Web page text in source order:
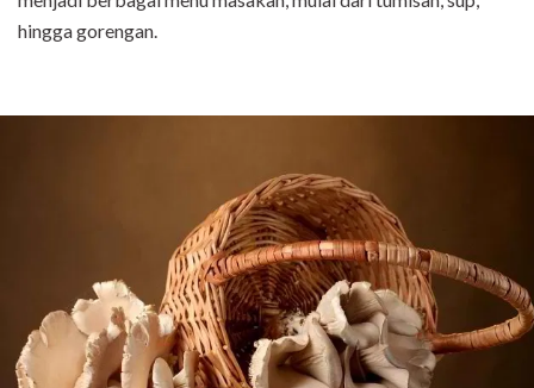
hingga gorengan.